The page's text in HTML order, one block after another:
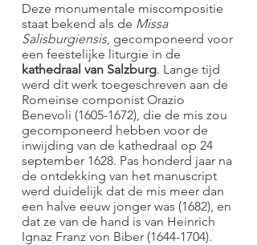
Deze monumentale miscompositie
staat bekend als de Missa
Salisburgiensis, gecomponeerd voor
een feestelijke liturgie in de
kathedraal van Salzburg. Lange tijd
werd dit werk toegeschreven aan de
Romeinse componist Orazio
Benevoli (1605-1672), die de mis zou
gecomponeerd hebben voor de
inwijding van de kathedraal op 24
september 1628. Pas honderd jaar na
de ontdekking van het manuscript
werd duidelijk dat de mis meer dan
een halve eeuw jonger was (1682), en
dat ze van de hand is van Heinrich
Ignaz Franz von Biber (1644-1704).